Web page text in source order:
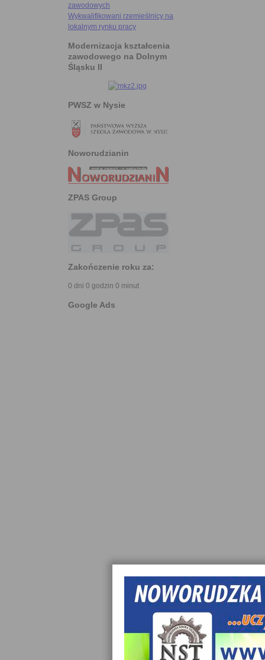
zawodowych
Wykwalifikowani rzemieślnicy na
lokalnym rynku pracy
Modernizacja kształcenia
zawodowego na Dolnym
Śląsku II
PWSZ w Nysie
Noworudzianin
ZPAS Group
Zakończenie roku za:
0 dni 0 godzin 0 minut
Google Ads